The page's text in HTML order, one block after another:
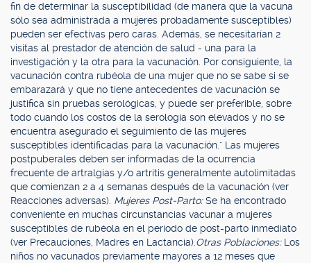
fin de determinar la susceptibilidad (de manera que la vacuna
sólo sea administrada a mujeres probadamente susceptibles)
pueden ser efectivas pero caras. Además, se necesitarían 2
visitas al prestador de atención de salud - una para la
investigación y la otra para la vacunación. Por consiguiente, la
vacunación contra rubéola de una mujer que no se sabe si se
embarazará y que no tiene antecedentes de vacunación se
justifica sin pruebas serológicas, y puede ser preferible, sobre
todo cuando los costos de la serología son elevados y no se
encuentra asegurado el seguimiento de las mujeres
susceptibles identificadas para la vacunación." Las mujeres
postpuberales deben ser informadas de la ocurrencia
frecuente de artralgias y/o artritis generalmente autolimitadas
que comienzan 2 a 4 semanas después de la vacunación (ver
Reacciones adversas). Mujeres Post-Parto:Se ha encontrado
conveniente en muchas circunstancias vacunar a mujeres
susceptibles de rubéola en el período de post-parto inmediato
(ver Precauciones, Madres en Lactancia). Otras Poblaciones: Los
niños no vacunados previamente mayores a 12 meses que